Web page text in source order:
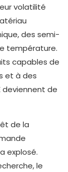
volatilité
des semi-
température.
capables de
et à des
deviennent de
de la
explosé.
le